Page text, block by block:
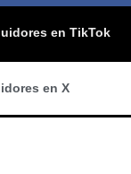
en TikTok
en X